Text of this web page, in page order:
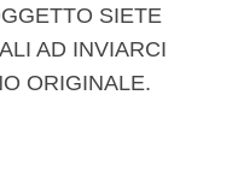
SIETE
AD INVIARCI
ORIGINALE.